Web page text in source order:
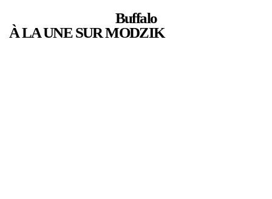
Buffalo
À LA UNE SUR MODZIK